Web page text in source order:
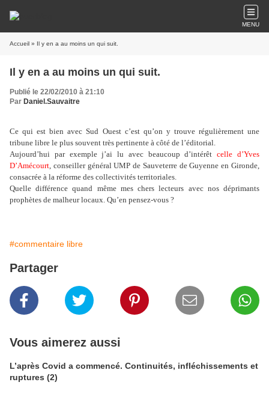
MENU
Accueil » Il y en a au moins un qui suit.
Il y en a au moins un qui suit.
Publié le 22/02/2010 à 21:10
Par Daniel.Sauvaitre
Ce qui est bien avec Sud Ouest c’est qu’on y trouve régulièrement une
tribune libre le plus souvent très pertinente à côté de l’éditorial.
Aujourd’hui par exemple j’ai lu avec beaucoup d’intérêtcelle d’Yves
D’Amécourt, conseiller général UMP de Sauveterre de Guyenne en Gironde,
consacrée à la réforme des collectivités territoriales.
Quelle différence quand même mes chers lecteurs avec nos déprimants
prophètes de malheur locaux. Qu’en pensez-vous ?
#commentaire libre
Partager
Vous aimerez aussi
L’après Covid a commencé. Continuités, infléchissements et
ruptures (2)